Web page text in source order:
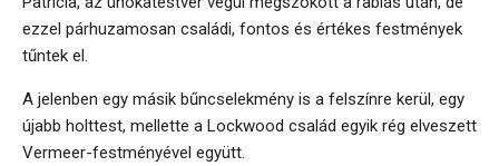
ezzel párhuzamosan családi, fontos és értékes festmények
tűntek el.
A jelenben egy másik bűncselekmény is a felszínre kerül, egy
újabb holttest, mellette a Lockwood család egyik rég elveszett
Vermeer-festményével együtt.